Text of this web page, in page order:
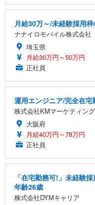
月給30万～/未経験採用
ナナイロモバイル株式会社
埼玉県
月給30万円～50万円
正社員
運用エンジニア/完全在
株式会社KMマーケティング
大阪府
月給40万円～78万円
正社員
「在宅勤務可!」未経験
年齢26歳
株式会社DYMキャリア